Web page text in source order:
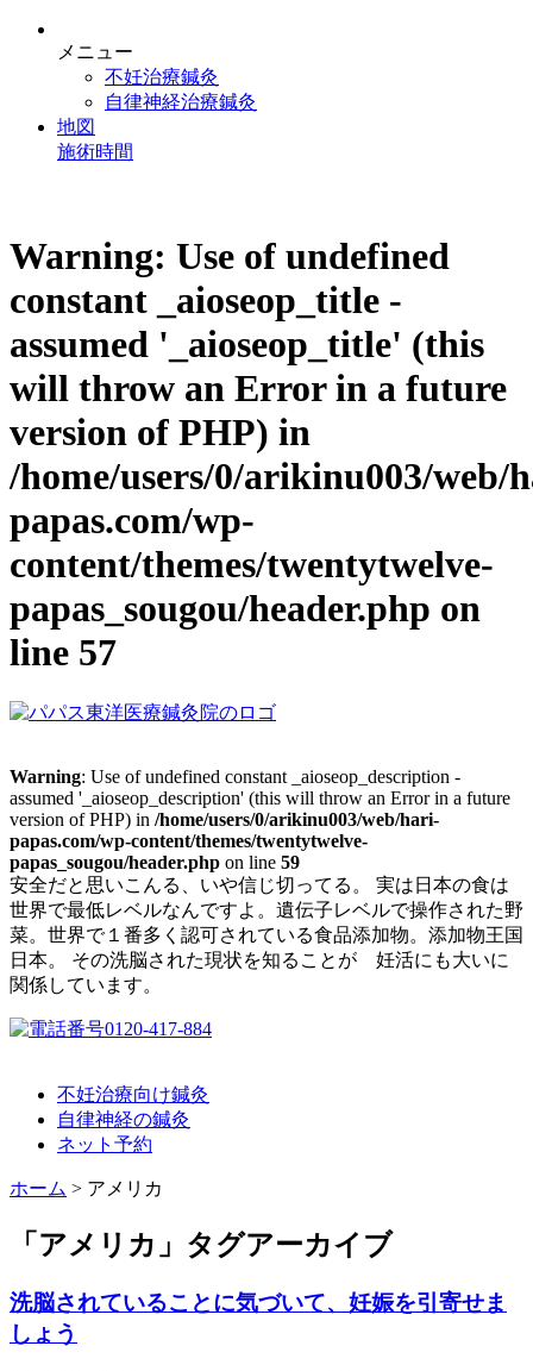
メニュー
不妊治療鍼灸
自律神経治療鍼灸
地図
施術時間
Warning: Use of undefined
constant _aioseop_title -
assumed '_aioseop_title' (this
will throw an Error in a future
version of PHP) in
/home/users/0/arikinu003/web/
papas.com/wp-
content/themes/twentytwelve-
papas_sougou/header.php on
line 57
Warning: Use of undefined constant _aioseop_description -
assumed '_aioseop_description' (this will throw an Error in a future
version of PHP) in /home/users/0/arikinu003/web/hari-
papas.com/wp-content/themes/twentytwelve-
papas_sougou/header.php on line 59
安全だと思いこんる、いや信じ切ってる。 実は日本の食は
世界で最低レベルなんですよ。遺伝子レベルで操作された野
菜。世界で１番多く認可されている食品添加物。添加物王国
日本。 その洗脳された現状を知ることが 妊活にも大いに
関係しています。
不妊治療向け鍼灸
自律神経の鍼灸
ネット予約
ホーム > アメリカ
「 アメリカ 」タグアーカイブ
洗脳されていることに気づいて、妊娠を引寄せま
しょう